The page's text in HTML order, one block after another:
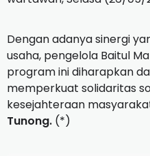
Dengan adanya sinergi
usaha, pengelola Baitul
program ini diharapkan
memperkuat solidaritas
kesejahteraan
Tunong. (*)